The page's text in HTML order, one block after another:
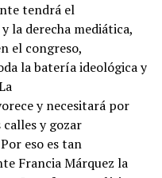
tendrá el
la derecha mediática,
el congreso,
la batería ideológica y
y necesitará por
y gozar
eso es tan
Francia Márquez la